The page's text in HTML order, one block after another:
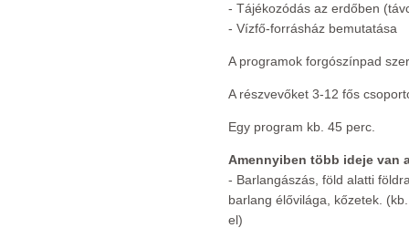
- Tájékozódás az erdőben
- Vízfő-forrásház bemutatása
A programok forgószínpad
A részvevőket 3-12 fős
Egy program kb. 45 perc.
Amennyiben több ideje van
- Barlangászás, föld alatti
barlang élővilága, kőzetek.
el)